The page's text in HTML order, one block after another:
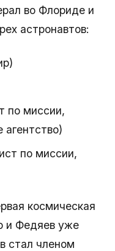
во Флориде и
астронавтов:
по миссии,
агентство)
по миссии,
космическая
и Федяев уже
стал членом